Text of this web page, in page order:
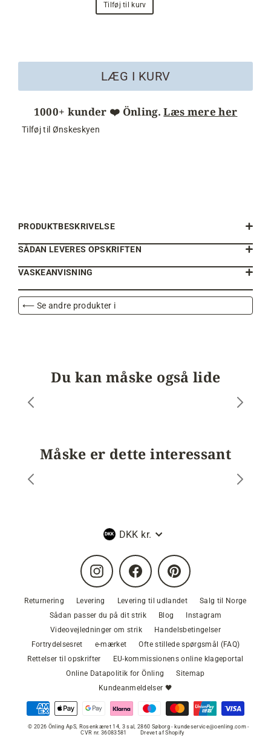
Tilføj til kurv
LÆG I KURV
1000+ kunder ❤️ Önling.Læs mere her
Tilføj til Ønskeskyen
PRODUKTBESKRIVELSE
SÅDAN LEVERES OPSKRIFTEN
VASKEANVISNING
⟵ Se andre produkter i
Du kan måske også lide
Måske er dette interessant
Valuta
DKK kr.
Instagram Facebook Pinterest
Returnering Levering Levering til udlandet
Salg til Norge
Sådan passer du på dit strik
Blog
Instagram
Videovejledninger om strik
Handelsbetingelser
Fortrydelsesret
e-mærket
Ofte stillede spørgsmål (FAQ)
Rettelser til opskrifter
EU-kommissionens online klageportal
Online Datapolitik for Önling
Sitemap
Kundeanmeldelser 🖤
© 2026 Önling ApS, Rosenkæret 14, 3 sal, 2860 Søborg - kundeservice@oenling.com -
CVR nr. 36083581
Drevet af Shopify